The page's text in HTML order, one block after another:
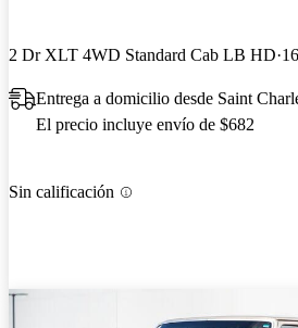
2 Dr XLT 4WD Standard Cab LB HD
Entrega a domicilio desde Saint
El precio incluye envío de $682
Sin calificación